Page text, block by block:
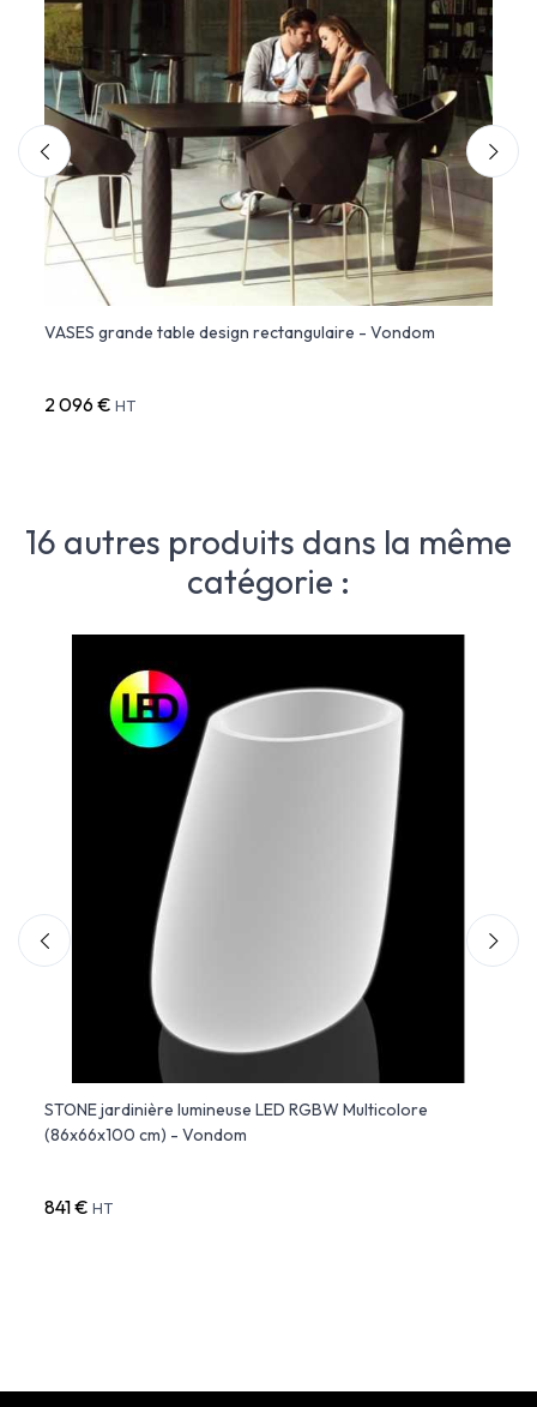
VASES grande table design rectangulaire - Vondom
2 096 € HT
16 autres produits dans la même
catégorie :
STONE jardinière lumineuse LED RGBW Multicolore
(86x66x100 cm) - Vondom
841 € HT